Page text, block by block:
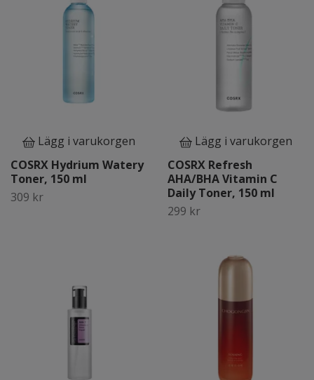
Lägg i varukorgen
COSRX Hydrium Watery
Toner, 150 ml
309 kr
Lägg i varukorgen
COSRX Refresh
AHA/BHA Vitamin C
Daily Toner, 150 ml
299 kr